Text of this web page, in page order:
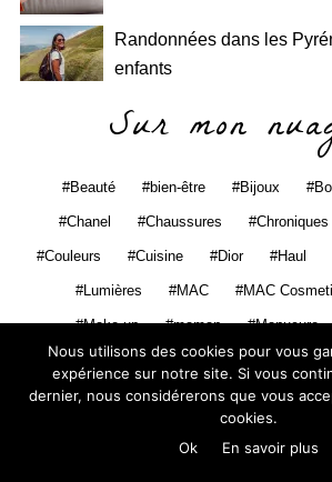
Randonnées dans les
enfants
Sur mon
Beauté bien-être Bijoux
Chanel Chaussures Chroniques
Couleurs Cuisine Dior Haul
Lumières MAC MAC
Make-up maman Manucure
Maternité Mode Parents
pinceaux Pratique Revue
Sepho
Nous utilisons des cookies pour vous
expérience sur notre site. Si vous
dernier, nous considérerons que vous
cookies.
Ok
En savoir plus